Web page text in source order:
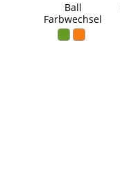
Ball
Farbwechsel